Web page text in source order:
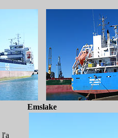
Emslake
l'a